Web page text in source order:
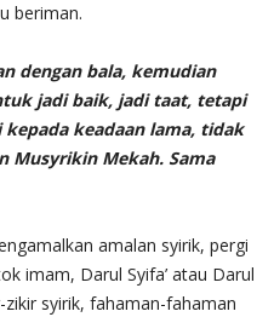
beriman.
dengan bala, kemudian
jadi baik, jadi taat, tetapi
keadaan lama, tidak
Musyrikin Mekah. Sama
amalan syirik, pergi
imam, Darul Syifa’ atau Darul
syirik, fahaman-fahaman